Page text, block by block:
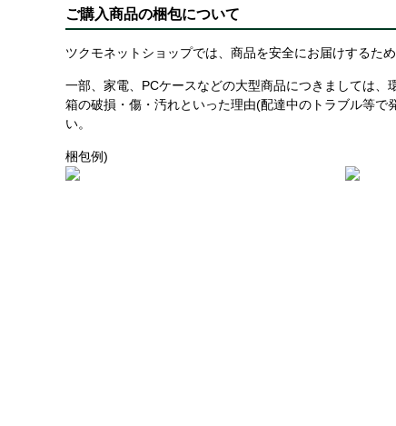
ご購入商品の梱包について
ツクモネットショップでは、商品を安全にお届けするた
一部、家電、PCケースなどの大型商品につきましては
箱の破損・傷・汚れといった理由(配達中のトラブル等
い。
梱包例)